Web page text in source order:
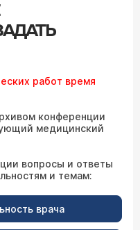
работ время
конференции
медицинский
вопросы и ответы
и темам:
врача